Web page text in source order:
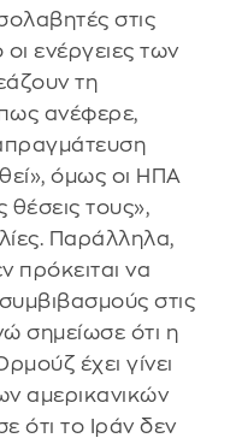
στις
ενέργειες των
τη
ανέφερε,
όμως οι ΗΠΑ
θέσεις τους»,
Παράλληλα,
πρόκειται να
στις
σημείωσε ότι η
έχει γίνει
αμερικανικών
ότι το Ιράν δεν